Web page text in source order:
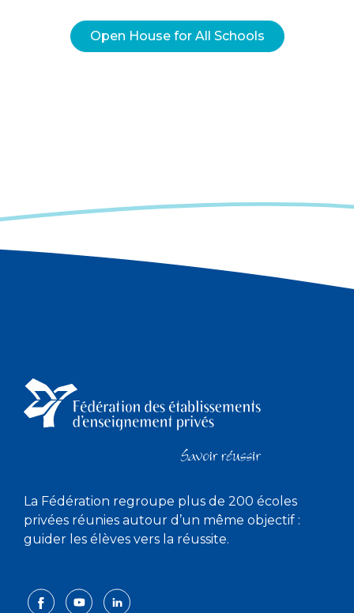
Open House for All Schools
La Fédération regroupe plus de 200 écoles
privées réunies autour d’un même objectif :
guider les élèves vers la réussite.